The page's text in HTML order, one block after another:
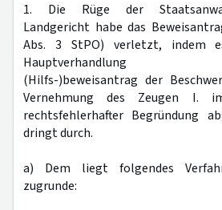
1. Die Rüge der
Landgericht habe das
Abs. 3 StPO) verletzt, indem
Hauptverhandlung
(Hilfs-)beweisantrag der
Vernehmung des Zeugen I.
rechtsfehlerhafter Begründung
dringt durch.
a) Dem liegt folgendes
zugrunde: